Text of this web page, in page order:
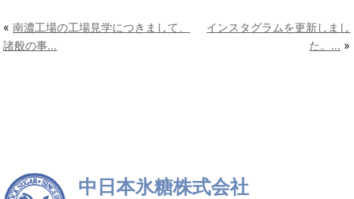
«南濃工場の工場見学につきまして、
諸般の事…
インスタグラムを更新しまし
た。… »
中日本氷糖株式会社